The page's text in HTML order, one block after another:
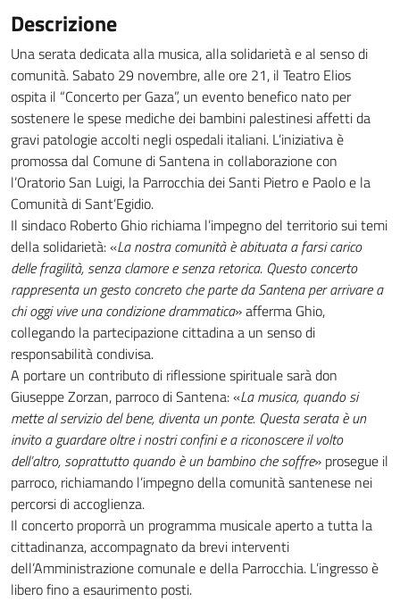
Descrizione
Una serata dedicata alla musica, alla solidarietà e al senso di
comunità. Sabato 29 novembre, alle ore 21, il Teatro Elios
ospita il “Concerto per Gaza”, un evento benefico nato per
sostenere le spese mediche dei bambini palestinesi affetti da
gravi patologie accolti negli ospedali italiani. L’iniziativa è
promossa dal Comune di Santena in collaborazione con
l’Oratorio San Luigi, la Parrocchia dei Santi Pietro e Paolo e la
Comunità di Sant’Egidio.
Il sindaco Roberto Ghio richiama l’impegno del territorio sui temi
della solidarietà: «La nostra comunità è abituata a farsi carico
delle fragilità, senza clamore e senza retorica. Questo concerto
rappresenta un gesto concreto che parte da Santena per arrivare a
chi oggi vive una condizione drammatica» afferma Ghio,
collegando la partecipazione cittadina a un senso di
responsabilità condivisa.
A portare un contributo di riflessione spirituale sarà don
Giuseppe Zorzan, parroco di Santena: «La musica, quando si
mette al servizio del bene, diventa un ponte. Questa serata è un
invito a guardare oltre i nostri confini e a riconoscere il volto
dell’altro, soprattutto quando è un bambino che soffre» prosegue il
parroco, richiamando l’impegno della comunità santenese nei
percorsi di accoglienza.
Il concerto proporrà un programma musicale aperto a tutta la
cittadinanza, accompagnato da brevi interventi
dell’Amministrazione comunale e della Parrocchia. L’ingresso è
libero fino a esaurimento posti.